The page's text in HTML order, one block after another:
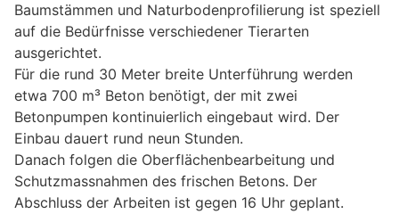
Baumstämmen und Naturbodenprofilierung ist speziell
auf die Bedürfnisse verschiedener Tierarten
ausgerichtet.
Für die rund 30 Meter breite Unterführung werden
etwa 700 m³ Beton benötigt, der mit zwei
Betonpumpen kontinuierlich eingebaut wird. Der
Einbau dauert rund neun Stunden.
Danach folgen die Oberflächenbearbeitung und
Schutzmassnahmen des frischen Betons. Der
Abschluss der Arbeiten ist gegen 16 Uhr geplant.